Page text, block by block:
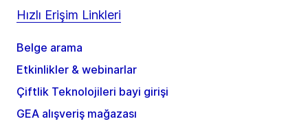
Hızlı Erişim Linkleri
Belge arama
Etkinlikler & webinarlar
Çiftlik Teknolojileri bayi girişi
GEA alışveriş mağazası